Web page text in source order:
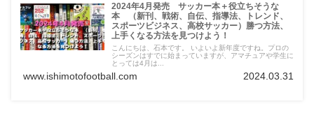
2024年4月発売 サッカー本＋役立ちそうな
本 （新刊、戦術、自伝、指導法、トレンド、
スポーツビジネス、高校サッカー）勝つ方法、
上手くなる方法を見つけよう！
こんにちは、石本です。 いよいよ新年度ですね。プロの
シーズンはすでに始まっていますが、アマチュアや学生に
とっては4月は...
www.ishimotofootball.com 2024.03.31